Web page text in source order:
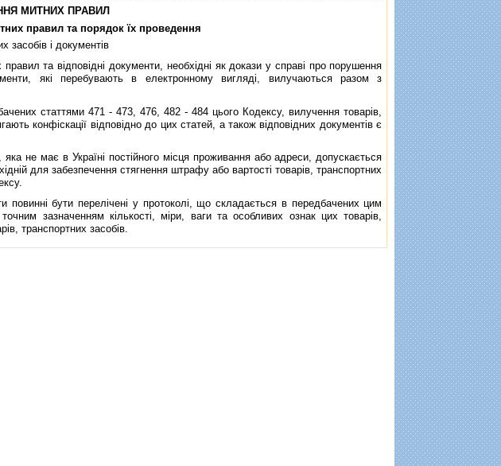
МИТНИХ ПРАВИЛ
правил та порядок їх проведення
засобiв i документiв
та вiдповiднi документи, необхiднi як докази у справi про порушення
якi перебувають в електронному виглядi, вилучаються разом з
статтями 471 - 473, 476, 482 - 484 цього Кодексу, вилучення товарiв,
конфiскацiї вiдповiдно до цих статей, а також вiдповiдних документiв є
не має в Українi постiйного мiсця проживання або адреси, допускається
для забезпечення стягнення штрафу або вартостi товарiв, транспортних
бути перелiченi у протоколi, що складається в передбачених цим
зазначенням кiлькостi, мiри, ваги та особливих ознак цих товарiв,
транспортних засобiв.